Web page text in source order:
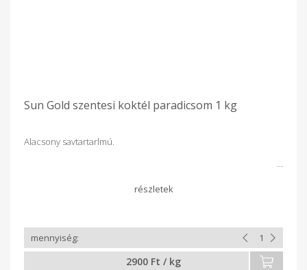
Sun Gold szentesi koktél paradicsom 1 kg
Alacsony savtartarlmú.
2900 Ft / kg